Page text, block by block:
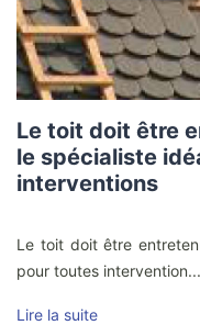
Le toit doit être
le spécialiste
interventions
Le toit doit être
pour toutes intervention...
Lire la suite